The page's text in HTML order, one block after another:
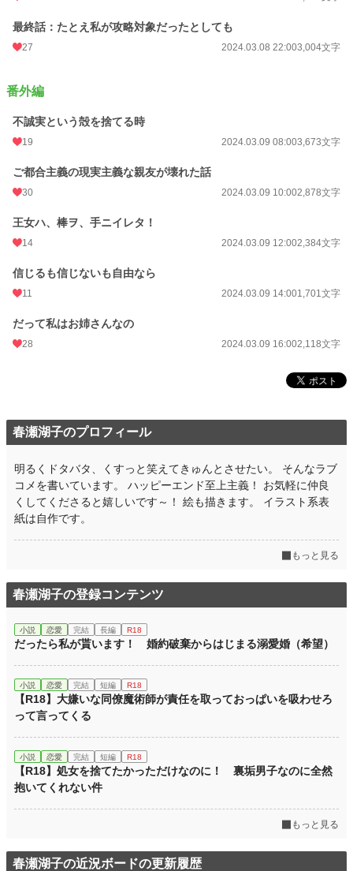
最終話：たとえ私が攻略対象だったとしても
27 2024.03.08 22:003,004文字
番外編
不誠実という殻を捨てる時
19 2024.03.09 08:003,673文字
ご都合主義の現実主義な親友が壊れた話
30 2024.03.09 10:002,878文字
王女ハ、棒ヲ、手ニイレタ！
14 2024.03.09 12:002,384文字
信じるも信じないも自由なら
11 2024.03.09 14:001,701文字
だって私はお姉さんなの
28 2024.03.09 16:002,118文字
春瀬湖子のプロフィール
明るくドタバタ、くすっと笑えてきゅんとさせたい。 そんなラブ
コメを書いています。 ハッピーエンド至上主義！ お気軽に仲良
くしてくださると嬉しいです～！ 絵も描きます。 イラスト系表
紙は自作です。
もっと見る
春瀬湖子の登録コンテンツ
小説 恋愛 完結 長編 R18
だったら私が貰います！ 婚約破棄からはじまる溺愛婚（希望）
小説 恋愛 完結 短編 R18
【R18】大嫌いな同僚魔術師が責任を取っておっぱいを吸わせろ
って言ってくる
小説 恋愛 完結 短編 R18
【R18】処女を捨てたかっただけなのに！ 裏垢男子なのに全然
抱いてくれない件
もっと見る
春瀬湖子の近況ボードの更新履歴